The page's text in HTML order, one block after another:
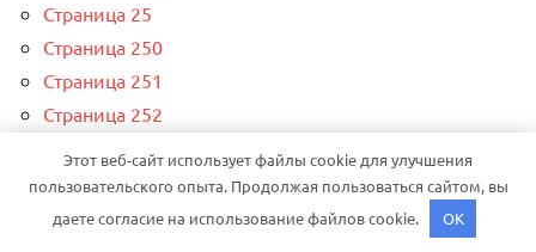
Страница 25
Страница 250
Страница 251
Страница 252
Страница 254
Страница 255
Этот веб-сайт использует файлы cookie для улучшения
пользовательского опыта. Продолжая пользоваться сайтом, вы
даете согласие на использование файлов cookie.
OK